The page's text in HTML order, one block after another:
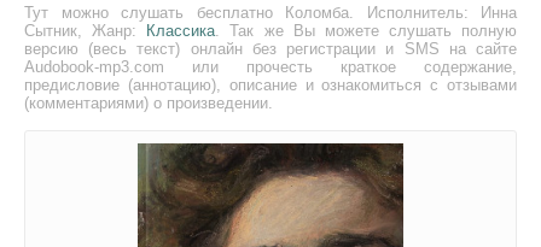
Тут можно слушать бесплатно Коломба. Исполнитель: Инна
Сытник, Жанр:
Классика. Так же Вы можете слушать полную
версию (весь текст) онлайн без регистрации и SMS на сайте
Audobook-mp3.com или прочесть краткое содержание,
предисловие (аннотацию), описание и ознакомиться с отзывами
(комментариями) о произведении.